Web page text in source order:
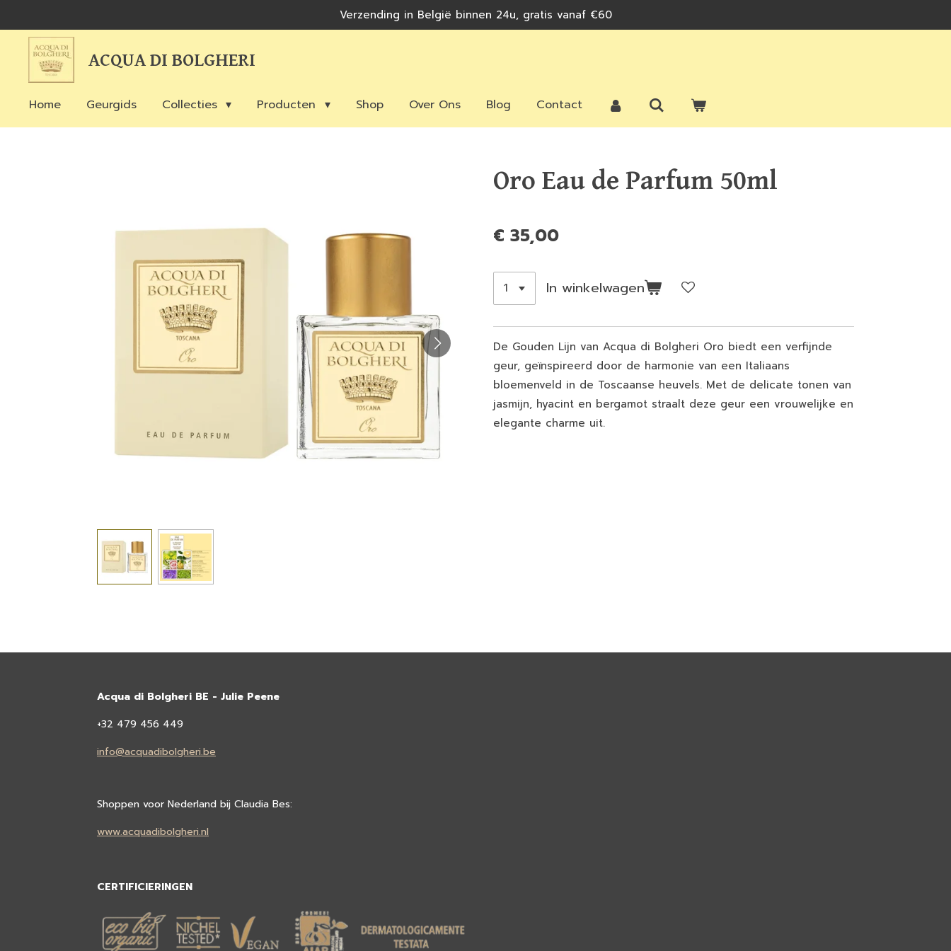
direct
Verzending in België binnen 24u, gratis vanaf €60
ACQUA DI BOLGHERI
Home Geurgids Collecties Producten Shop Over Ons Blog Contact
Oro Eau de Parfum 50ml
€ 35,00
In winkelwagen
De Gouden Lijn van Acqua di Bolgheri Oro biedt een verfijnde
geur, geïnspireerd door de harmonie van een Italiaans
bloemenveld in de Toscaanse heuvels. Met de delicate tonen van
jasmijn, hyacint en bergamot straalt deze geur een vrouwelijke en
elegante charme uit.
Acqua di Bolgheri BE - Julie Peene
+32 479 456 449
info@acquadibolgheri.be
Shoppen voor Nederland bij Claudia Bes:
www.acquadibolgheri.nl
CERTIFICIERINGEN